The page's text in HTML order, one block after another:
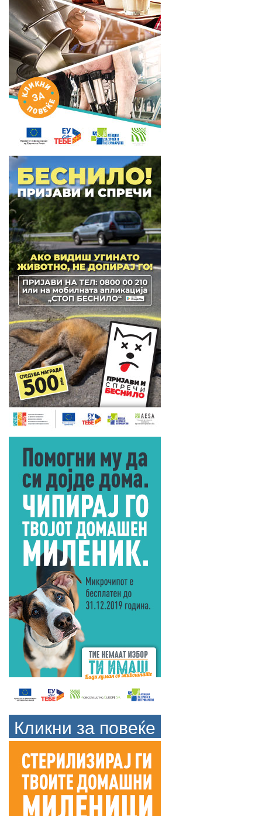
Кликни за повеќе